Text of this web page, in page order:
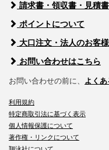
請求書・領収書・見積
ポイントについて
大口注文・法人のお客
お問い合わせはこちら
お問い合わせの前に、 よくあ
利用規約
特定商取引法に基づく表示
個人情報保護について
著作権・リンクについて